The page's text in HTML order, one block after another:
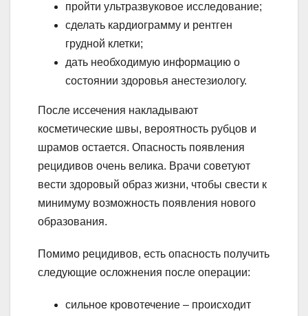
пройти ультразвуковое исследование;
сделать кардиограмму и рентген
грудной клетки;
дать необходимую информацию о
состоянии здоровья анестезиологу.
После иссечения накладывают
косметические швы, вероятность рубцов и
шрамов остается. Опасность появления
рецидивов очень велика. Врачи советуют
вести здоровый образ жизни, чтобы свести к
минимуму возможность появления нового
образования.
Помимо рецидивов, есть опасность получить
следующие осложнения после операции:
сильное кровотечение – происходит